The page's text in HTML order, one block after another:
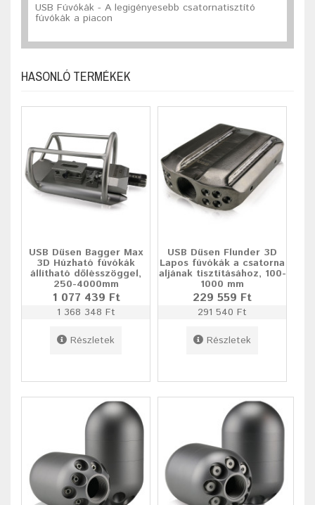
USB Fúvókák - A legigényesebb csatornatisztító
fúvókák a piacon
HASONLÓ TERMÉKEK
USB Düsen Bagger Max
3D Húzható fúvókák
állítható dőlésszöggel,
250-4000mm
1 077 439 Ft
1 368 348 Ft
Részletek
USB Düsen Flunder 3D
Lapos fúvókák a csatorna
aljának tisztításához, 100-
1000 mm
229 559 Ft
291 540 Ft
Részletek